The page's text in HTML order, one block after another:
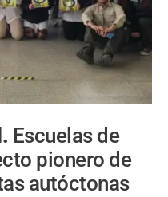
Escuelas de
pionero de
autóctonas